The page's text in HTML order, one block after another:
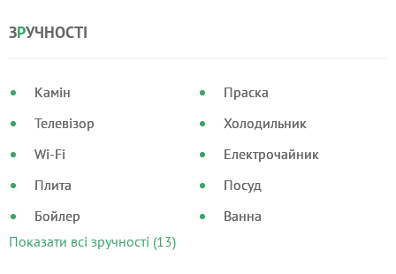
ЗРУЧНОСТІ
Камін
Телевізор
Wi-Fi
Плита
Бойлер
Праска
Холодильник
Електрочайник
Посуд
Ванна
Показати всі зручності (13)